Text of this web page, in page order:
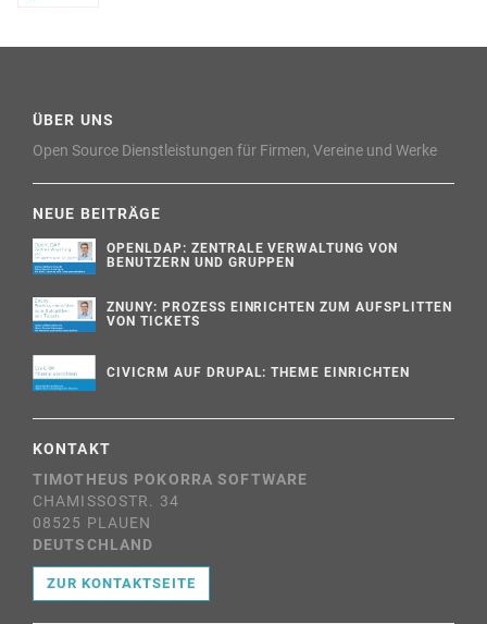
ÜBER UNS
Open Source Dienstleistungen für Firmen, Vereine und Werke
NEUE BEITRÄGE
OPENLDAP: ZENTRALE VERWALTUNG VON
BENUTZERN UND GRUPPEN
ZNUNY: PROZESS EINRICHTEN ZUM AUFSPLITTEN
VON TICKETS
CIVICRM AUF DRUPAL: THEME EINRICHTEN
KONTAKT
TIMOTHEUS POKORRA SOFTWARE
CHAMISSOSTR. 34
08525 PLAUEN
DEUTSCHLAND
ZUR KONTAKTSEITE